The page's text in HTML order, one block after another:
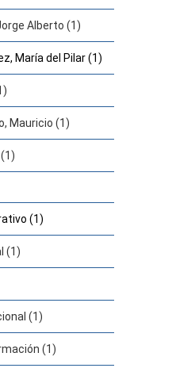
Alberto (1)
María del Pilar (1)
Mauricio (1)
(1)
(1)
(1)
(1)